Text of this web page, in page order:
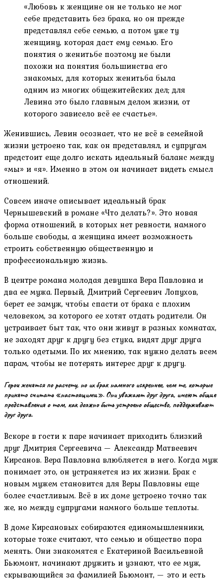
«Любовь к женщине он не только не мог
себе представить без брака, но он прежде
представлял себе семью, а потом уже ту
женщину, которая даст ему семью. Его
понятия о женитьбе поэтому не были
похожи на понятия большинства его
знакомых, для которых женитьба была
одним из многих общежитейских дел; для
Левина это было главным делом жизни, от
которого зависело всё ее счастье».
Женившись, Левин осознает, что не всё в семейной
жизни устроено так, как он представлял, и супругам
предстоит еще долго искать идеальный баланс между
«мы» и «я». Именно в этом он начинает видеть смысл
отношений.
Совсем иначе описывает идеальный брак
Чернышевский в романе «Что делать?». Это новая
форма отношений, в которых нет ревности, намного
больше свободы, а женщина имеет возможность
строить собственную общественную и
профессиональную жизнь.
В центре романа молодая девушка Вера Павловна и
два ее мужа. Первый, Дмитрий Сергеевич Лопухов,
берет ее замуж, чтобы спасти от брака с плохим
человеком, за которого ее хотят отдать родители. Он
устраивает быт так, что они живут в разных комнатах,
не заходят друг к другу без стука, видят друг друга
только одетыми. По их мнению, так нужно делать всем
парам, чтобы не потерять интерес друг к другу.
Герои женятся по расчету, но их брак намного искреннее, чем те, которые
принято считать «настоящими». Они уважают друг друга, имеют общие
представления о том, как должно быть устроено общество, поддерживают
друг друга.
Вскоре в гости к паре начинает приходить близкий
друг Дмитрия Сергеевича — Александр Матвеевич
Кирсанов. Вера Павловна влюбляется в него. Когда муж
понимает это, он устраняется из их жизни. Брак с
новым мужем становится для Веры Павловны еще
более счастливым. Всё в их доме устроено точно так
же, но между супругами намного больше теплоты.
В доме Кирсановых собираются единомышленники,
которые тоже считают, что семью и общество пора
менять. Они знакомятся с Екатериной Васильевной
Бьюмонт, начинают дружить и узнают, что ее муж,
скрывающийся за фамилией Бьюмонт, — это и есть